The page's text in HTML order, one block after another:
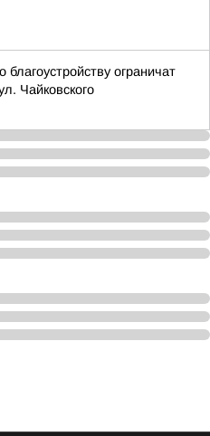
благоустройству ограничат
Чайковского